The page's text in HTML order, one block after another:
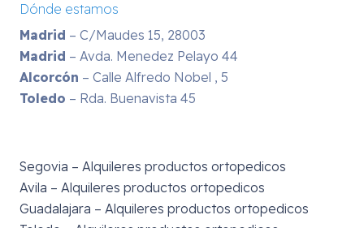
Dónde estamos
Madrid – C/Maudes 15, 28003
Madrid – Avda. Menedez Pelayo 44
Alcorcón – Calle Alfredo Nobel , 5
Toledo – Rda. Buenavista 45
Segovia – Alquileres productos ortopedicos
Avila – Alquileres productos ortopedicos
Guadalajara – Alquileres productos ortopedicos